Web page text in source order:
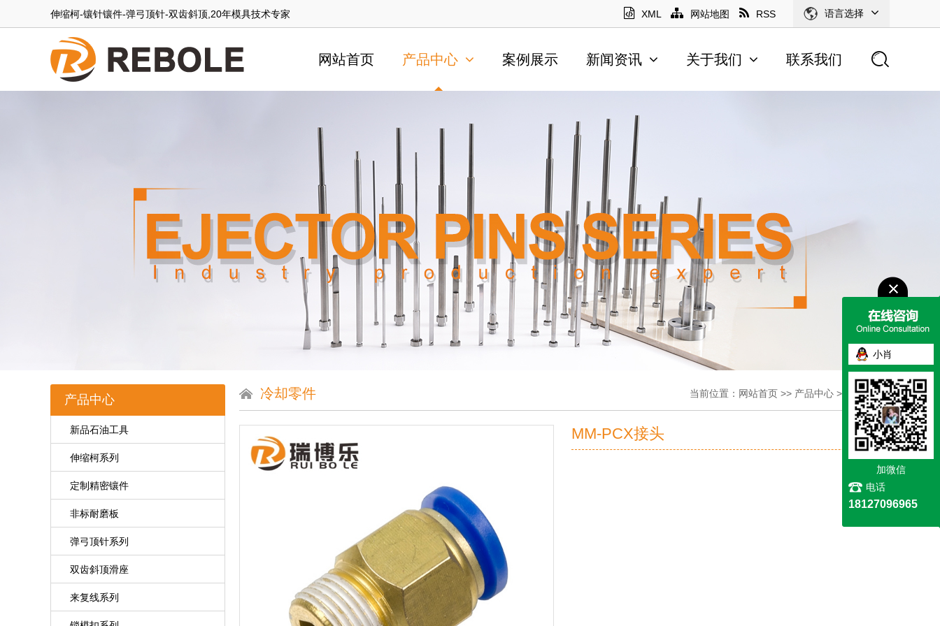
伸缩柯-镶针镶件-弹弓顶针-双齿斜顶,20年模具技术专家 XML 网站地图 RSS 语言选择
网站首页 产品中心 案例展示 新闻资讯 关于我们 联系我们
产品中心
新品石油工具
伸缩柯系列
定制精密镶件
非标耐磨板
弹弓顶针系列
双齿斜顶滑座
来复线系列
当前位置： 网站首页 >> 产品中心 >> 冷却零件
冷却零件
MM-PCX接头
小肖
加微信
电话
18127096965